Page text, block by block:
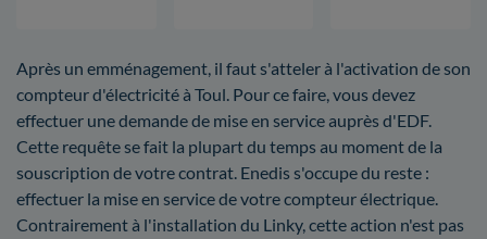
Après un emménagement, il faut s'atteler à l'activation de son
compteur d'électricité à Toul. Pour ce faire, vous devez
effectuer une demande de mise en service auprès d'EDF.
Cette requête se fait la plupart du temps au moment de la
souscription de votre contrat. Enedis s'occupe du reste :
effectuer la mise en service de votre compteur électrique.
Contrairement à l'installation du Linky, cette action n'est pas